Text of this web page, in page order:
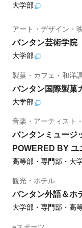
大学部
アート・デザイン・
バンタン芸術学院
大学部
製菓・カフェ・和洋
バンタン国際製菓
大学部
音楽・アーティスト
バンタンミュージ
POWERED BY ユ
高等部・専門部・大
観光・ホテル
バンタン外語＆ホ
大学部・専門部・高